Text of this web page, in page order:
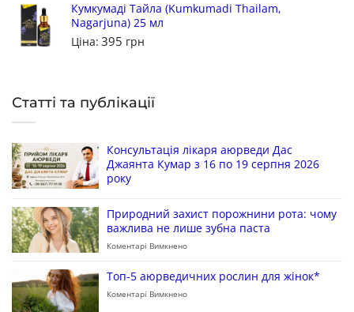
Кумкумаді Тайла (Kumkumadi Thailam,
Nagarjuna) 25 мл
Ціна: 395 грн
Статті та публікації
Консультація лікаря аюрведи Дас
Джаянта Кумар з 16 по 19 серпня 2026
року
Природний захист порожнини рота: чому
важлива не лише зубна паста
Коментарі Вимкнено
Топ-5 аюрведичних рослин для жінок*
Коментарі Вимкнено